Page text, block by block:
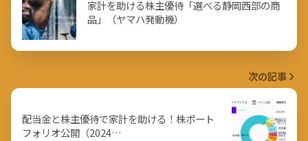
家計を助ける株主優待「選べる静岡西部の商
品」（ヤマハ発動機）
次の記事
配当金と株主優待で家計を助ける！株ポート
フォリオ公開（2024…